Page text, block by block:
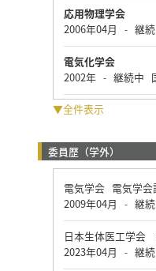
応用物理学会
2006年04月
- 継
電気化学会
2002年 - 継続中
▼全件表示
委員歴（学外）
電気学会 電気学
2009年04月
- 継
日本生体医工学会
2023年04月
- 継